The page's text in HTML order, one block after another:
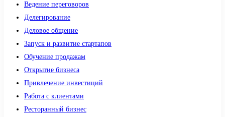
Ведение переговоров
Делегирование
Деловое общение
Запуск и развитие стартапов
Обучение продажам
Открытие бизнеса
Привлечение инвестиций
Работа с клиентами
Ресторанный бизнес